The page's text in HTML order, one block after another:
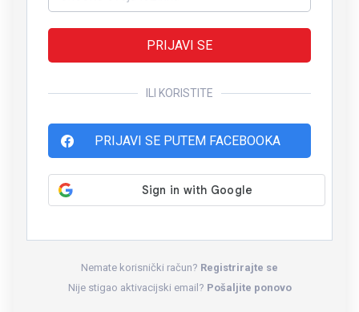
PRIJAVI SE
ILI KORISTITE
PRIJAVI SE PUTEM FACEBOOKA
Nemate korisnički račun? Registrirajte se
Nije stigao aktivacijski email? Pošaljite ponovo